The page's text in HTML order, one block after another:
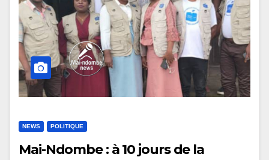
NEWS POLITIQUE
Mai-Ndombe : à 10 jours de la